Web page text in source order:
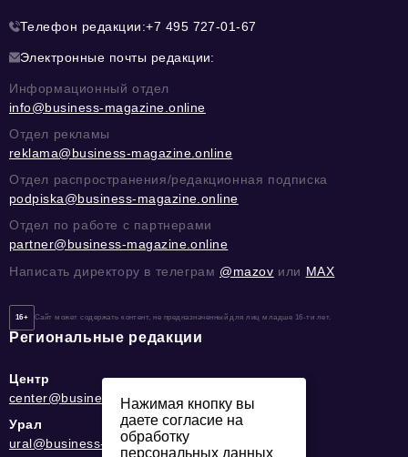
Телефон редакции:+7 495 727-01-67
Электронные почты редакции:
Информационный отдел
info@business-magazine.online
Отдел рекламы
reklama@business-magazine.online
Отдел распространения/редакционная подписка
podpiska@business-magazine.online
Отдел по работе с партнерами
partner@business-magazine.online
Написать директору в телеграм @mazov или MAX
16+ Сайт может содержать контент, не предназначенный для лиц младше 16-ти лет.
Региональные редакции
Центр
center@business-magazine.online
Урал
ural@business-magazine.online
Нажимая кнопку вы
даете согласие на
обработку
персональных данных